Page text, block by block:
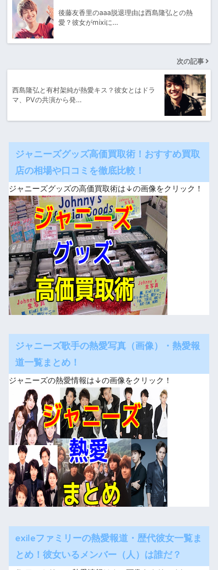
後藤友香里のaaa脱退理由は西島隆弘との熱
愛？彼女がmixiに…
次の記事
西島隆弘と有村架純が熱愛キス？彼女とはドラ
マ、PVの共演から発…
ジャニーズグッズ高価買取術！おすすめ買取
店の相場や口コミを徹底比較！
ジャニーズグッズの高価買取術は↓の画像をクリック！
ジャニーズ歌手の熱愛写真（画像）・熱愛報
道一覧まとめ！
ジャニーズの熱愛情報は↓の画像をクリック！
exileファミリーの熱愛報道・歴代彼女一覧ま
とめ！彼女いるメンバー（人）は誰だ？